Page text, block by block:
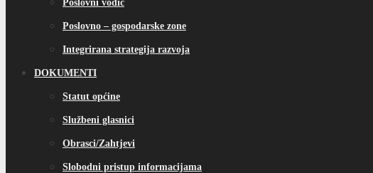
Poslovni vodič
Poslovno – gospodarske zone
Integrirana strategija razvoja
DOKUMENTI
Statut općine
Službeni glasnici
Obrasci/Zahtjevi
Slobodni pristup informacijama